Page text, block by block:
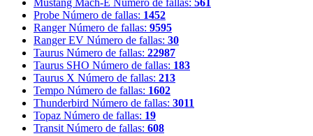
Mustang Mach-E Número de fallas: 561
Probe Número de fallas: 1452
Ranger Número de fallas: 9595
Ranger EV Número de fallas: 30
Taurus Número de fallas: 22987
Taurus SHO Número de fallas: 183
Taurus X Número de fallas: 213
Tempo Número de fallas: 1602
Thunderbird Número de fallas: 3011
Topaz Número de fallas: 19
Transit Número de fallas: 608